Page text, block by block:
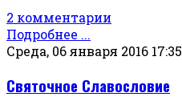
2 комментарии
Подробнее ...
Среда, 06 января 2016 17:35
Святочное Славословие